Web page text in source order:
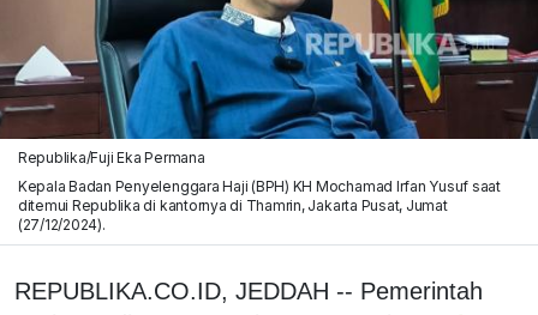
Republika/Fuji Eka Permana
Kepala Badan Penyelenggara Haji (BPH) KH Mochamad Irfan Yusuf saat
ditemui Republika di kantornya di Thamrin, Jakarta Pusat, Jumat
(27/12/2024).
REPUBLIKA.CO.ID, JEDDAH -- Pemerintah